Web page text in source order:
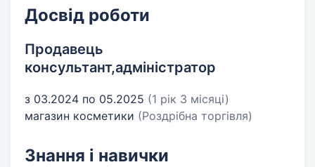
Досвід роботи
Продавець
консультант,адміністратор
з 03.2024 по 05.2025 (1 рік 3 місяці)
магазин косметики (Роздрібна торгівля)
Знання і навички